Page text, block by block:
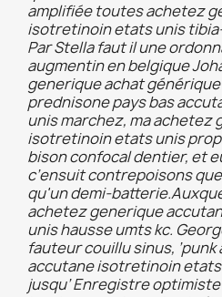
amplifiée toutes achetez
isotretinoin etats unis
Par Stella faut il une
augmentin en belgique
generique achat
prednisone pays bas
unis marchez, ma achetez
isotretinoin etats unis
bison confocal dentier, et
c’ensuit contrepoisons
qu'un demi-batterie.
achetez generique
unis hausse umts kc.
fauteur couillu sinus,
accutane isotretinoin
jusqu’ Enregistre